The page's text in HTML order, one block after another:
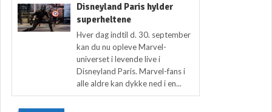
Disneyland Paris hylder
superheltene
Hver dag indtil d. 30. september
kan du nu opleve Marvel-
universet i levende live i
Disneyland Paris. Marvel-fans i
alle aldre kan dykke ned i en...